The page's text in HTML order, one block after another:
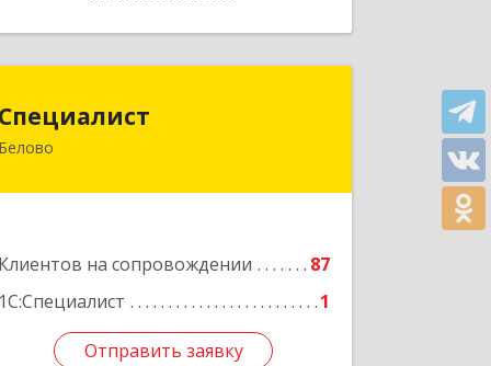
Специалист
Белово
Клиентов на сопровождении
87
1С:Специалист
1
Отправить заявку
Кемеровская обл, Белово г, Ленина
Отправить заявку